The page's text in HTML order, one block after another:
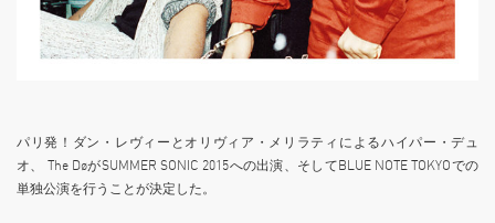
パリ発！ダン・レヴィーとオリヴィア・メリラティによるハイパー・デュ
オ、 The DøがSUMMER SONIC 2015への出演、そしてBLUE NOTE TOKYOでの
単独公演を行うことが決定した。